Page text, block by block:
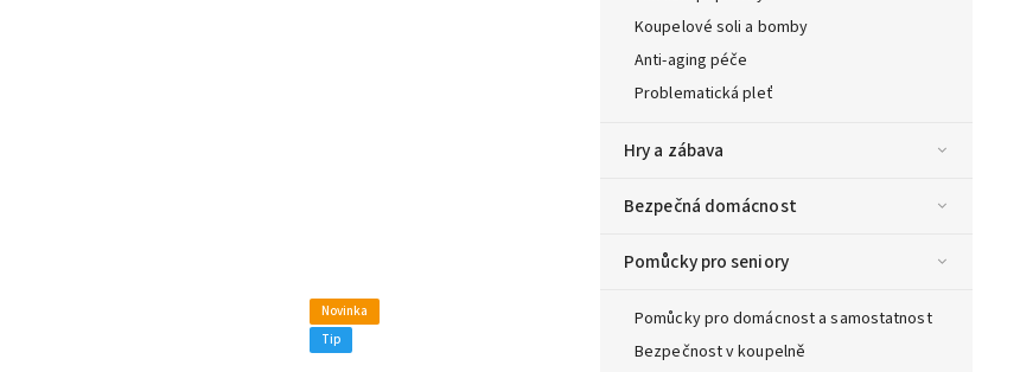
Koupelové soli a bomby
Anti-aging péče
Problematická pleť
Hry a zábava
Bezpečná domácnost
Pomůcky pro seniory
Pomůcky pro domácnost a samostatnost
Bezpečnost v koupelně
Novinka
Tip